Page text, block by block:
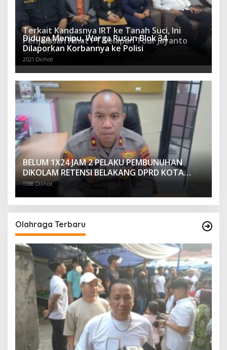
Terkait Kandasnya IRT ke Tanah Suci, Ini
Penjelasan Pihat PT Selapan Tour Jayanto
2233 Dilihat
Diduga Menipu, Warga Rusun Blok 34
Dilaporkan Korbannya ke Polisi
2021 Dilihat
BELUM 1X24 JAM 2 PELAKU PEMBUNUHAN
DIKOLAM RETENSI BELAKANG DPRD KOTA
PALEMBANG TELAH DIRINGKUS ANGGOTA
1588 Dilihat
Olahraga Terbaru